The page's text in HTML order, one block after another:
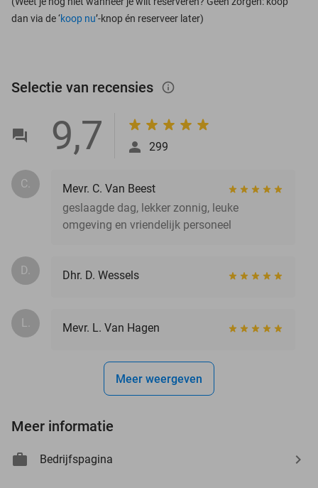
dan via de ‘koop nu’-knop én reserveer later)
Selectie van recensies info_outlined
9,7 299
C.
Mevr. C. Van Beest
geslaagde dag, lekker zonnig, leuke
omgeving en vriendelijk personeel
D. Dhr. D. Wessels
L. Mevr. L. Van Hagen
Meer weergeven
Meer informatie
Bedrijfspagina